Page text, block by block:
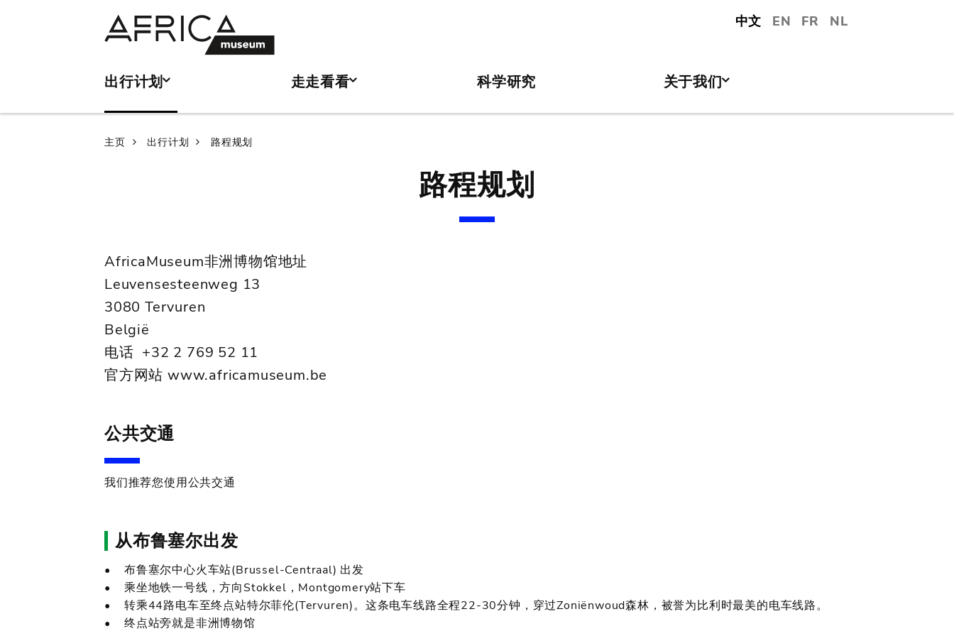
中文 EN FR NL
出行计划 走走看看 科学研究 关于我们
Breadcrumb
主页 出行计划 路程规划
路程规划
AfricaMuseum非洲博物馆地址
Leuvensesteenweg 13
3080 Tervuren
België
电话 +32 2 769 52 11
官方网站 www.africamuseum.be
公共交通
我们推荐您使用公共交通
从布鲁塞尔出发
• 布鲁塞尔中心火车站(Brussel-Centraal) 出发
• 乘坐地铁一号线，方向Stokkel，Montgomery站下车
• 转乘44路电车至终点站特尔菲伦(Tervuren)。这条电车线路全程22-30分钟，穿过Zoniënwoud森林，被誉为比利时最美的电车线路。
• 终点站旁就是非洲博物馆